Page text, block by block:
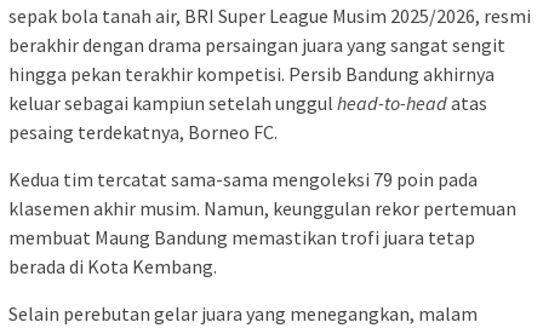
sepak bola tanah air, BRI Super League Musim 2025/2026, resmi
berakhir dengan drama persaingan juara yang sangat sengit
hingga pekan terakhir kompetisi. Persib Bandung akhirnya
keluar sebagai kampiun setelah unggul head-to-headatas
pesaing terdekatnya, Borneo FC.
Kedua tim tercatat sama-sama mengoleksi 79 poin pada
klasemen akhir musim. Namun, keunggulan rekor pertemuan
membuat Maung Bandung memastikan trofi juara tetap
berada di Kota Kembang.
Selain perebutan gelar juara yang menegangkan, malam